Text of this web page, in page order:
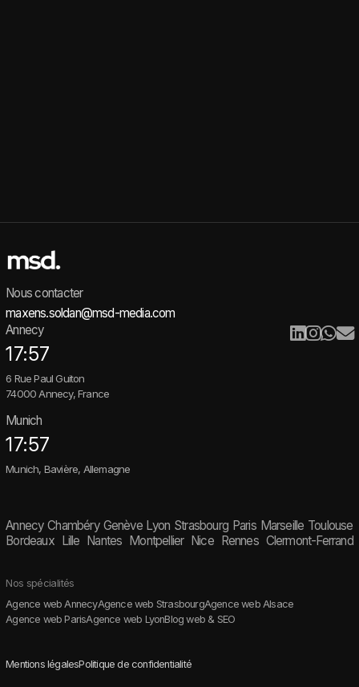
Nous contacter
maxens.soldan@msd-media.com
Annecy
17:57
6 Rue Paul Guiton
74000 Annecy, France
Munich
17:57
Munich, Bavière, Allemagne
Annecy Chambéry Genève Lyon Strasbourg Paris Marseille Toulouse
Bordeaux
Lille Nantes Montpellier Nice Rennes Clermont-Ferrand
Nos spécialités
Agence web AnnecyAgence web StrasbourgAgence web Alsace
Agence web ParisAgence web LyonBlog web & SEO
Mentions légalesPolitique de confidentialité